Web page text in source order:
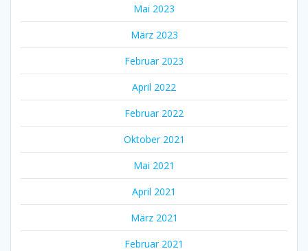
Mai 2023
März 2023
Februar 2023
April 2022
Februar 2022
Oktober 2021
Mai 2021
April 2021
März 2021
Februar 2021